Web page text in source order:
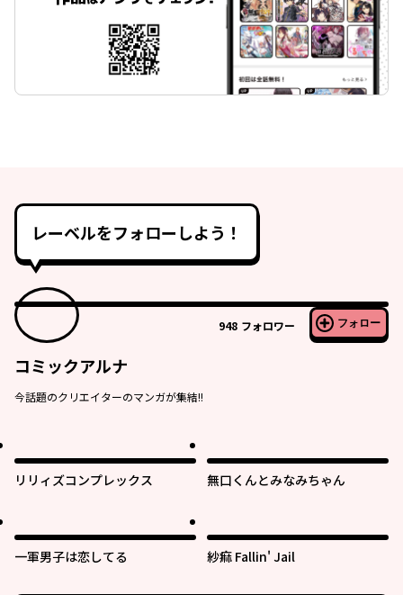
レーベルをフォローしよう！
948 フォロワー フォロー
コミックアルナ
今話題のクリエイターのマンガが集結!!
リリィズコンプレックス 無口くんとみなみちゃん
一軍男子は恋してる 紗痲 Fallin' Jail